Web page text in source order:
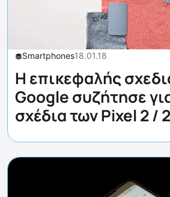
Smartphones18.01.18
Η επικεφαλής
Google συζήτησε
σχέδια των Pixel 2 /